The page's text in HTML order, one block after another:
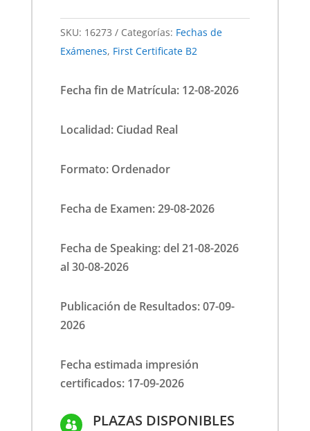
SKU: 16273 Categorías: Fechas de
Exámenes, First Certificate B2
Fecha fin de Matrícula: 12-08-2026
Localidad: Ciudad Real
Formato: Ordenador
Fecha de Examen: 29-08-2026
Fecha de Speaking: del 21-08-2026
al 30-08-2026
Publicación de Resultados: 07-09-
2026
Fecha estimada impresión
certificados: 17-09-2026
 PLAZAS DISPONIBLES